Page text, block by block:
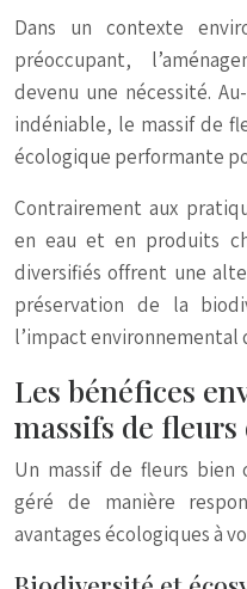
Dans un contexte
préoccupant,
devenu une nécessité.
indéniable, le massif de
écologique performante
Contrairement aux
en eau et en produits
diversifiés offrent une
préservation de la
l’impact environnemental
Les bénéfices
massifs de fleurs
Un massif de fleurs
géré de manière
avantages écologiques à